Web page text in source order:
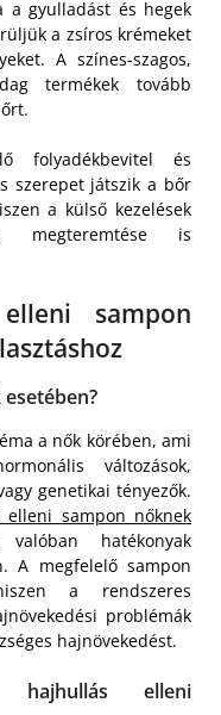
a gyulladást és hegek
a zsíros krémeket
A színes-szagos,
termékek tovább
folyadékbevitel és
szerepet játszik a bőr
a külső kezelések
is
sampon
a nők körében, ami
változások,
genetikai tényezők.
sampon nőknek
hatékonyak
A megfelelő sampon
a rendszeres
problémák
hajnövekedést.
hajhullás elleni